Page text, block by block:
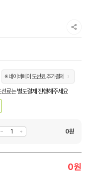
※ 네이버페이 도선료 추가결제
료는 별도결제 진행해주세요
0원
0원